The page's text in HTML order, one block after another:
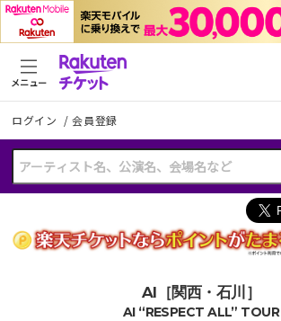
ログイン /会員登録
メニュー
AI［関西・石川］
AI “RESPECT ALL” TOUR